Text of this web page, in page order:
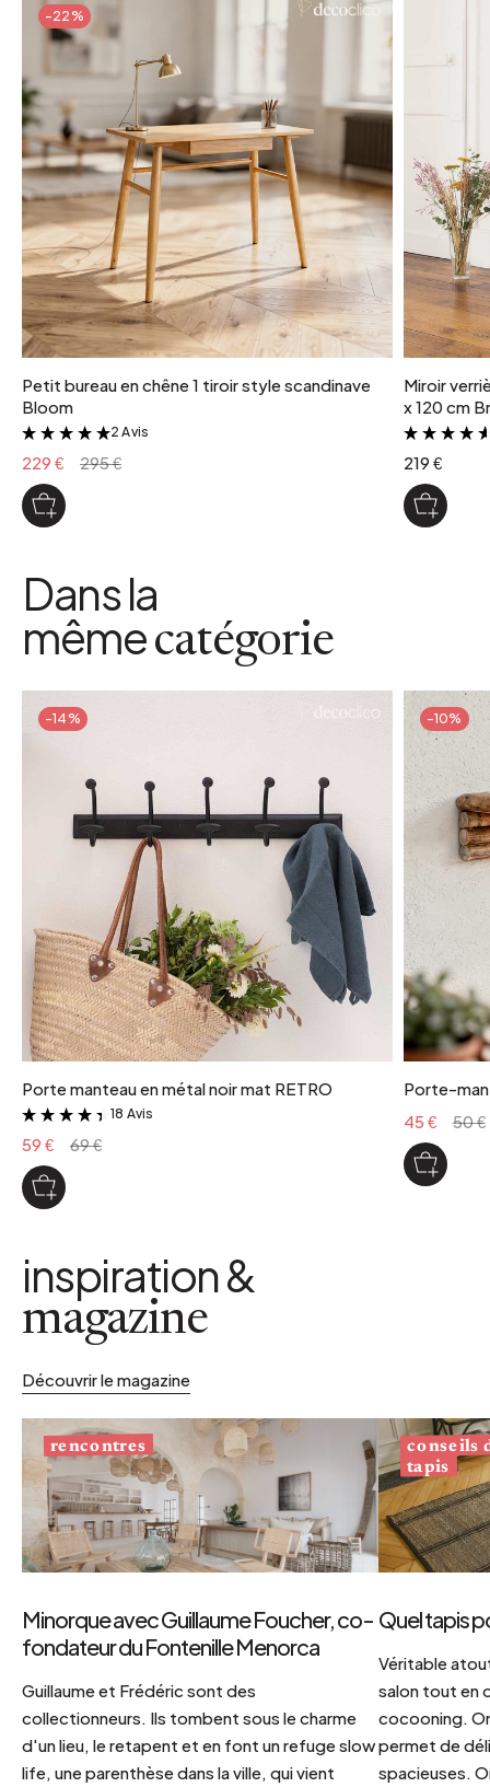
-22%
Petit bureau en chêne 1 tiroir style scandinave
Bloom
&
2 Avis
229 € 295 €
Miroir
x 120 cm
219 €
Dans la
mêmecatégorie
-14%
Porte manteau en métal noir mat RETRO
&
18 Avis
59 € 69 €
-10%
Porte-
45 €
50 €
inspiration &
magazine
Découvrir le magazine
rencontres
Minorque avec Guillaume Foucher, co-
fondateur du Fontenille Menorca
Guillaume et Frédéric sont des
collectionneurs. Ils tombent sous le charme
d'un lieu, le retapent et en font un refuge slow
life, une parenthèse dans la ville, qui vient
conseils
tapis
Quel tapis
Véritable
salon tout en
cocooning.
permet de
spacieuses.